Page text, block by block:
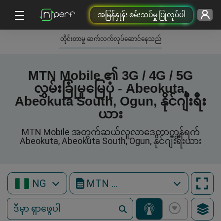
အမြန်နှုန်း စမ်းသပ်မှု ပြုလုပ်ပါ
တိုင်းတာမှု ဆက်လက်လုပ်ဆောင်နေသည်
MTN Mobile ၏ 3G / 4G / 5G
လွှမ်းခြုံမှုမြေပုံ - Abeokuta,
Abeokuta South, Ogun, နိုင်ဂျီးရီး
ယား
MTN Mobile အတွက်ဆယ်လူလာဒေတာကွန်ရက်
Abeokuta, Abeokuta South, Ogun, နိုင်ဂျီးရီးယား
NG MTN Mobile